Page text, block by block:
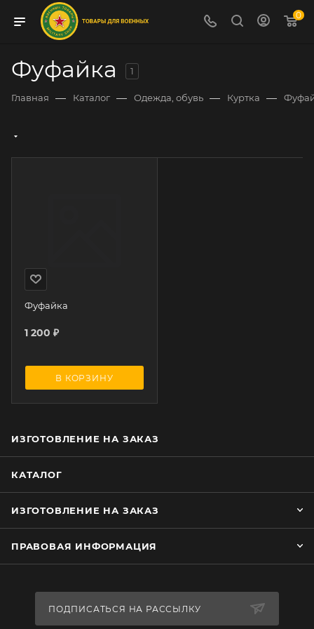
0
Фуфайка 1
Главная — Каталог — Одежда, обувь — Куртка —
Фуфайка
1 200 ₽
В КОРЗИНУ
ИЗГОТОВЛЕНИЕ НА ЗАКАЗ
КАТАЛОГ
ИЗГОТОВЛЕНИЕ НА ЗАКАЗ
ПРАВОВАЯ ИНФОРМАЦИЯ
ПОДПИСАТЬСЯ НА РАССЫЛКУ